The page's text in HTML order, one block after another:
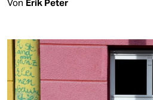
Von Erik Peter